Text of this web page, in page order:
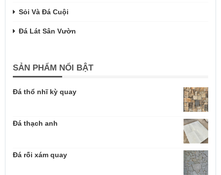
Sỏi Và Đá Cuội
Đá Lát Sân Vườn
SẢN PHẨM NỔI BẬT
Đá thổ nhĩ kỳ quay
Đá thạch anh
Đá rối xám quay